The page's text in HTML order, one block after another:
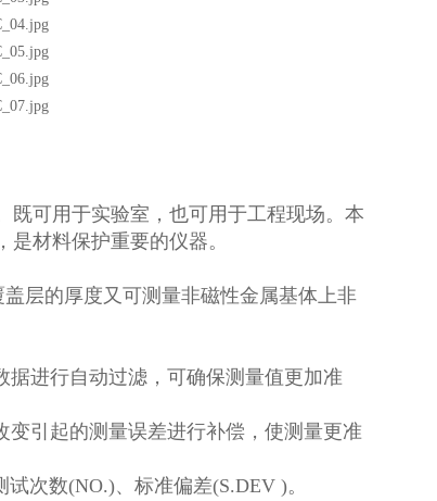
既可用于实验室，也可用于工程现场。本
材料保护重要的仪器。
层的厚度又可测量非磁性金属基体上非
进行自动过滤，可确保测量值更加准
引起的测量误差进行补偿，使测量更准
次数(NO.)、标准偏差(S.DEV )。